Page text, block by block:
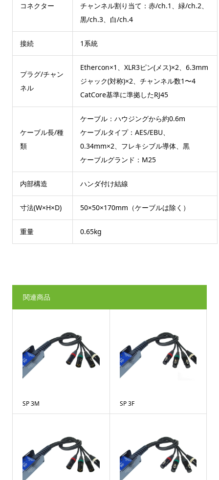
コネクター
チャンネル割り当て：赤/ch.1、緑/ch.2、
黒/ch.3、白/ch.4
接続 1系統
プラグ/チャン
ネル
Ethercon×1、XLR3ピン(メス)×2、6.3mm
ジャック(対称)×2、チャンネル数1〜4
CatCore基準に準拠したRJ45
ケーブル長/種
類
ケーブル：ハウジングから約0.6m
ケーブルタイプ：AES/EBU、
0.34mm×2、フレキシブル導体、黒
ケーブルグランド：M25
内部構造 ハンダ付け結線
寸法(W×H×D) 50×50×170mm（ケーブルは除く）
重量 0.65kg
関連商品
SP 3M SP 3F